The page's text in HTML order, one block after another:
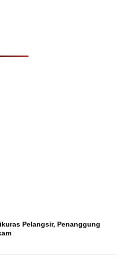
Pelangsir, Penanggung